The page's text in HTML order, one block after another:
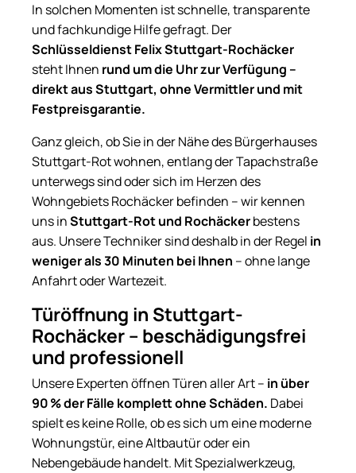
In solchen Momenten ist schnelle, transparente
und fachkundige Hilfe gefragt. Der
Schlüsseldienst Felix Stuttgart-Rochäcker
steht Ihnen rund um die Uhr zur Verfügung –
direkt aus Stuttgart, ohne Vermittler und mit
Festpreisgarantie.
Ganz gleich, ob Sie in der Nähe des Bürgerhauses
Stuttgart-Rot wohnen, entlang der Tapachstraße
unterwegs sind oder sich im Herzen des
Wohngebiets Rochäcker befinden – wir kennen
uns inStuttgart-Rot und Rochäckerbestens
aus. Unsere Techniker sind deshalb in der Regel in
weniger als 30 Minuten bei Ihnen – ohne lange
Anfahrt oder Wartezeit.
Türöffnung in Stuttgart-
Rochäcker – beschädigungsfrei
und professionell
Unsere Experten öffnen Türen aller Art – in über
90 % der Fälle komplett ohne Schäden. Dabei
spielt es keine Rolle, ob es sich um eine moderne
Wohnungstür, eine Altbautür oder ein
Nebengebäude handelt. Mit Spezialwerkzeug,